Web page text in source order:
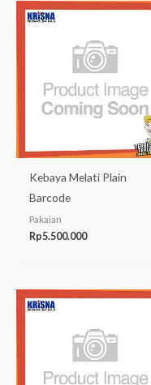
Kebaya Melati Plain
Barcode
Pakaian
Rp5.500.000